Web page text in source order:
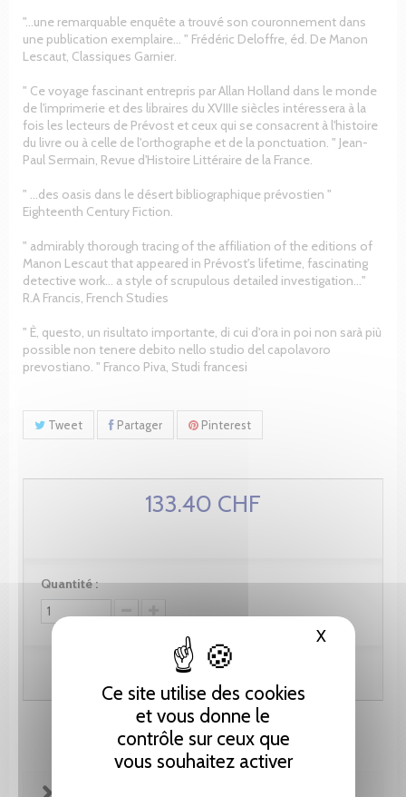
Ce site utilise des cookies
et vous donne le
contrôle sur ceux que
vous souhaitez activer
XMasquer
"…une remarquable enquête a trouvé son couronnement dans
une publication exemplaire… " Frédéric Deloffre, éd. De Manon
Lescaut, Classiques Garnier.
" Ce voyage fascinant entrepris par Allan Holland dans le monde
de l'imprimerie et des libraires du XVIIIe siècles intéressera à la
fois les lecteurs de Prévost et ceux qui se consacrent à l'histoire
du livre ou à celle de l'orthographe et de la ponctuation. " Jean-
Paul Sermain, Revue d'Histoire Littéraire de la France.
" …des oasis dans le désert bibliographique prévostien "
Eighteenth Century Fiction.
" admirably thorough tracing of the affiliation of the editions of
Manon Lescaut that appeared in Prévost's lifetime, fascinating
detective work… a style of scrupulous detailed investigation…"
R.A Francis, French Studies
" È, questo, un risultato importante, di cui d'ora in poi non sarà più
possible non tenere debito nello studio del capolavoro
prevostiano. " Franco Piva, Studi francesi
Tweet Partager Pinterest
133.40 CHF
Quantité :
Ajouter au panier